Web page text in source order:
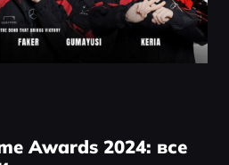
Awards 2024: все